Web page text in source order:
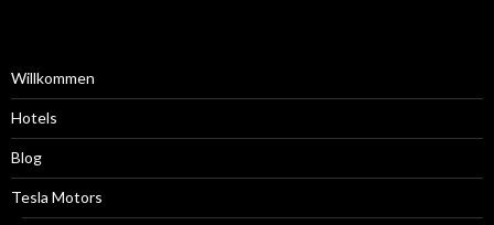
Willkommen
Hotels
Blog
Tesla Motors